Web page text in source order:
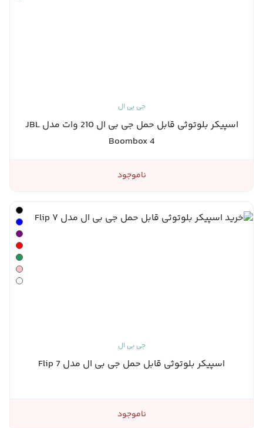
جی بی ال
اسپیکر بلوتوثی قابل حمل جی بی ال 210 وات مدل JBL
Boombox 4
ناموجود
جی بی ال
اسپیکر بلوتوثی قابل حمل جی بی ال مدل Flip 7
ناموجود